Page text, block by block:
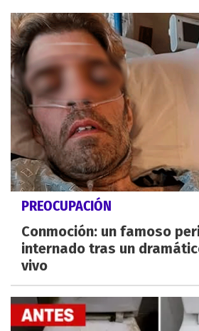
PREOCUPACIÓN
Conmoción: un famoso
internado tras un
vivo